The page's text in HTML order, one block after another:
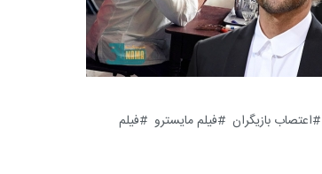
اعتصاب بازیگران فیلم مایسترو
فیلم